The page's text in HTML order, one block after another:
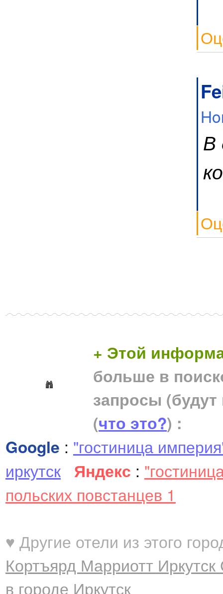
В
+ Этой
больше в
запросы
(что это?) :
Google : "гостиница
иркутск Яндекс :
польских повстанцев 1
♥ Другие отели из этого
Кортъярд Марриотт
в городе Иркутск